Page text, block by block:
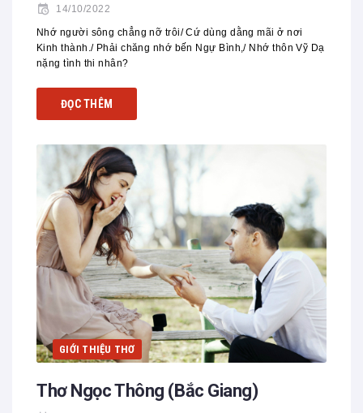
14/10/2022
Nhớ người sông chẳng nỡ trôi/ Cứ dùng dằng mãi ở nơi
Kinh thành./ Phải chăng nhớ bến Ngự Bình,/ Nhớ thôn Vỹ Dạ
nặng tình thi nhân?
ĐỌC THÊM
GIỚI THIỆU THƠ
Thơ Ngọc Thông (Bắc Giang)